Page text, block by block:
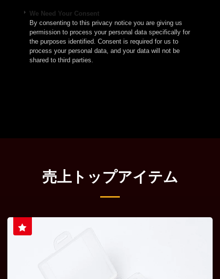
We Need Your Consent
By consenting to this privacy notice you are giving us
permission to process your personal data specifically for
the purposes identified. Consent is required for us to
process your personal data, and your data will not be
shared to third parties.
売上トップアイテム